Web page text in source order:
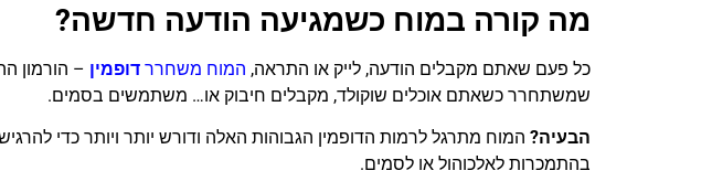
מה קורה במוח כשמגיעה הודעה חדשה?
כל פעם שאתם מקבלים הודעה, לייק או התראה, המוח משחררדופמין – הורמון
שמשתחרר כשאתם אוכלים שוקולד, מקבלים חיבוק או… משתמשים בסמים.
הבעיה? המוח מתרגל לרמות הדופמין הגבוהות האלה ודורש יותר ויותר כדי
בהתמכרות לאלכוהול או לסמים.